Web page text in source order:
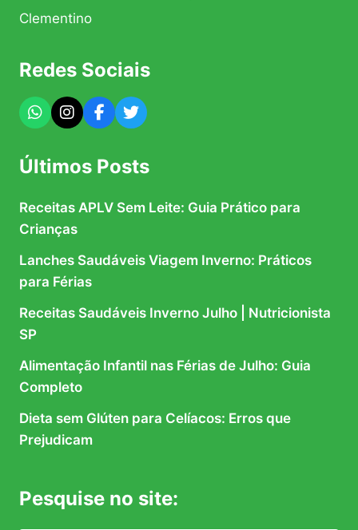
Clementino
Redes Sociais
Últimos Posts
Receitas APLV Sem Leite: Guia Prático para
Crianças
Lanches Saudáveis Viagem Inverno: Práticos
para Férias
Receitas Saudáveis Inverno Julho | Nutricionista
SP
Alimentação Infantil nas Férias de Julho: Guia
Completo
Dieta sem Glúten para Celíacos: Erros que
Prejudicam
Pesquise no site: